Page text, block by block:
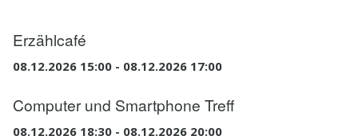
Erzählcafé
08.12.2026 15:00 - 08.12.2026 17:00
Computer und Smartphone Treff
08.12.2026 18:30 - 08.12.2026 20:00